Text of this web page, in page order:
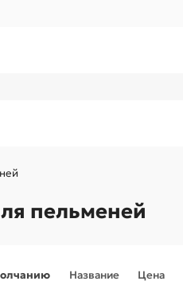
пельменей
Название Цена